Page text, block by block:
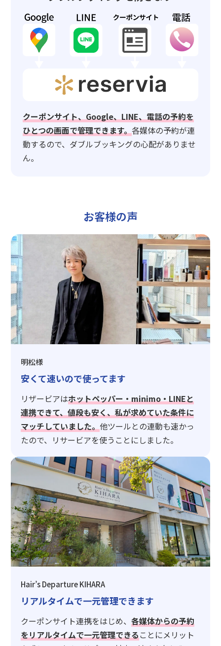
クーポンサイト、Google、LINE、電話の予約を
ひとつの画面で管理できます。各媒体の予約が連
動するので、ダブルブッキングの心配がありませ
ん。
お客様の声
明松様
安くて速いので使ってます
リザービアはホットペッパー・minimo・LINEと
連携できて、値段も安く、私が求めていた条件に
マッチしていました。他ツールとの連動も速かっ
たので、リサービアを使うことにしました。
Hair’s Departure KIHARA
リアルタイムで一元管理できます
クーポンサイト連携をはじめ、各媒体からの予約
をリアルタイムで一元管理できる ことにメリット